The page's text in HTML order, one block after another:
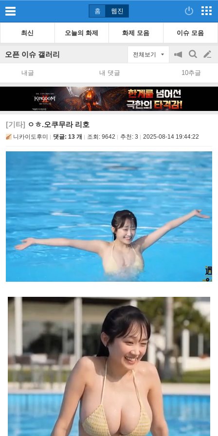
홈 웹진
최신 오늘의 화제 화제 모음 이슈 모음
오픈 이슈 갤러리 전체보기
공
지
on/off
검
색
글
쓰
내글 내 댓글 10추글
[기타] ㅇㅎ.오쿠무라 리호
니카이도후미 댓글: 13 개 조회: 9642 추천: 3 2025-08-14 19:44:22